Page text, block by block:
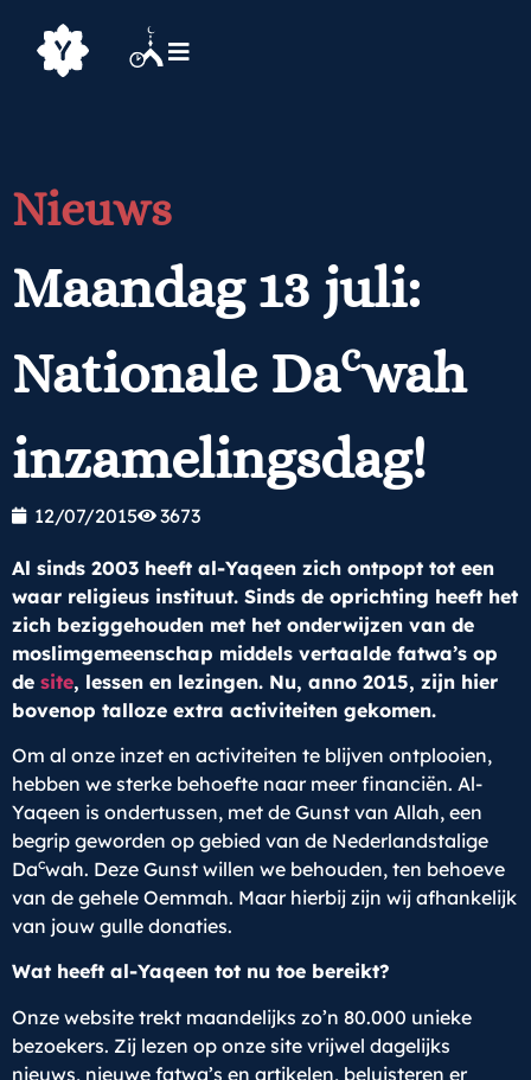
Nieuws
Maandag 13 juli:
Nationale Dacwah
inzamelingsdag!
12/07/2015 3673
Al sinds 2003 heeft al-Yaqeen zich ontpopt tot een
waar religieus instituut. Sinds de oprichting heeft het
zich beziggehouden met het onderwijzen van de
moslimgemeenschap middels vertaalde fatwa’s op
de site, lessen en lezingen. Nu, anno 2015, zijn hier
bovenop talloze extra activiteiten gekomen.
Om al onze inzet en activiteiten te blijven ontplooien,
hebben we sterke behoefte naar meer financiën. Al-
Yaqeen is ondertussen, met de Gunst van Allah, een
begrip geworden op gebied van de Nederlandstalige
Dacwah. Deze Gunst willen we behouden, ten behoeve
van de gehele Oemmah. Maar hierbij zijn wij afhankelijk
van jouw gulle donaties.
Wat heeft al-Yaqeen tot nu toe bereikt?
Onze website trekt maandelijks zo’n 80.000 unieke
bezoekers. Zij lezen op onze site vrijwel dagelijks
nieuws, nieuwe fatwa’s en artikelen, beluisteren er